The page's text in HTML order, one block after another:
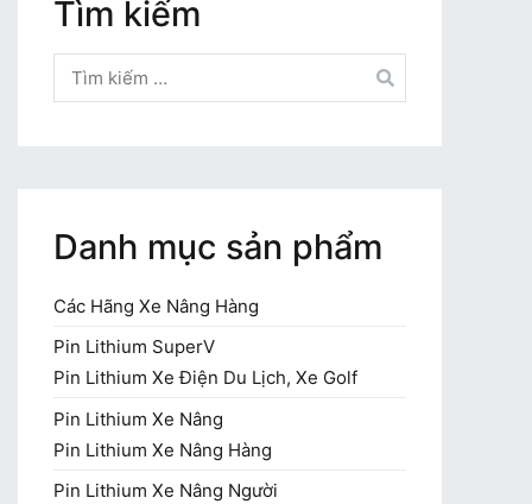
Tìm kiếm
kiếm
cho:
Danh mục sản phẩm
Các Hãng Xe Nâng Hàng
Pin Lithium SuperV
Pin Lithium Xe Điện Du Lịch, Xe Golf
Pin Lithium Xe Nâng
Pin Lithium Xe Nâng Hàng
Pin Lithium Xe Nâng Người